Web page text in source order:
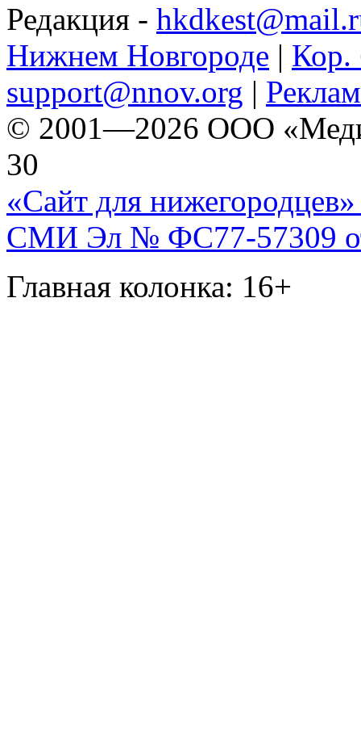
Редакция -
Нижнем Новгороде | Кор.
support@nnov.org |
© 2001—2026 ООО
30
«Сайт для нижегородцев»
СМИ Эл № ФС77-57309
Главная колонка: 16+